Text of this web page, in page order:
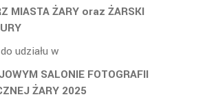
MIASTA ŻARY oraz ŻARSKI
udziału w
SALONIE FOTOGRAFII
ŻARY 2025